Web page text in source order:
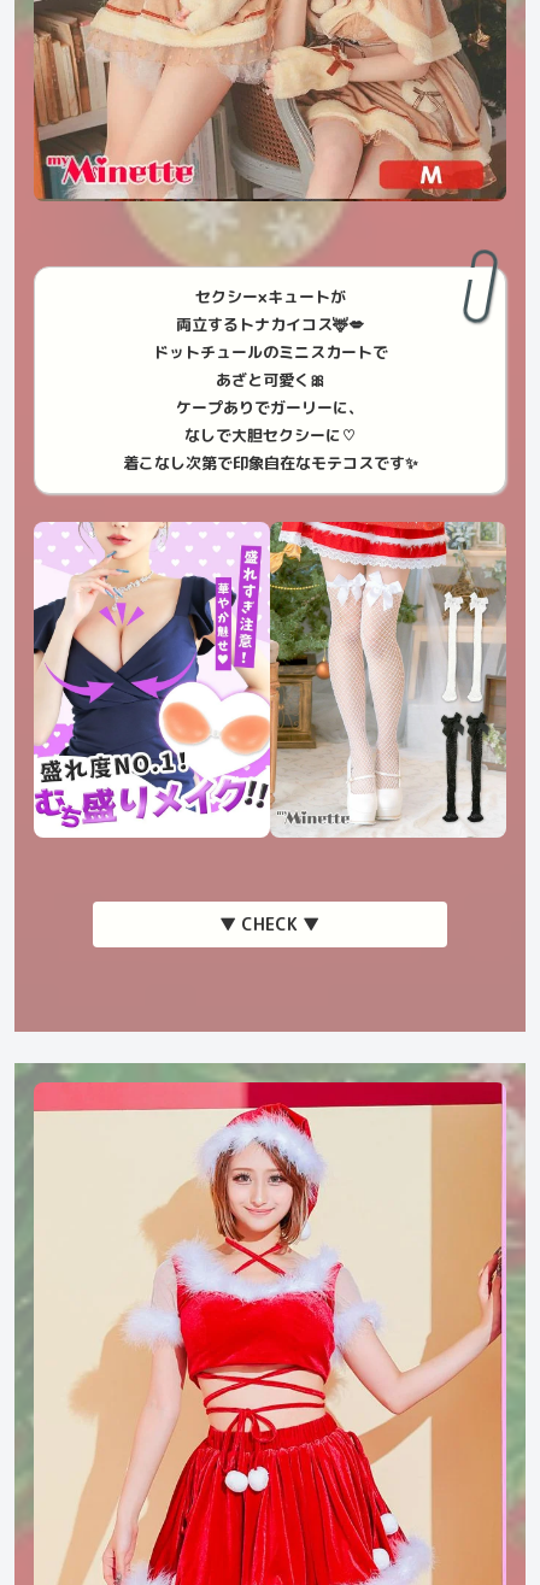
セクシー×キュートが
両立するトナカイコス🦌💋
ドットチュールのミニスカートで
あざと可愛く🎀
ケープありでガーリーに、
なしで大胆セクシーに♡
着こなし次第で印象自在なモテコスです✨
▼ CHECK ▼